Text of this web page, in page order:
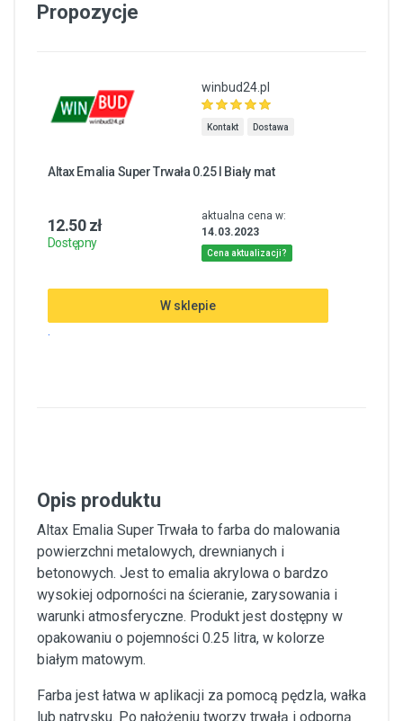
Propozycje
winbud24.pl
Kontakt Dostawa
Altax Emalia Super Trwała 0.25 l Biały mat
12.50 zł
Dostępny
aktualna cena w:
14.03.2023
Cena aktualizacji?
W sklepie
.
Opis produktu
Altax Emalia Super Trwała to farba do malowania
powierzchni metalowych, drewnianych i
betonowych. Jest to emalia akrylowa o bardzo
wysokiej odporności na ścieranie, zarysowania i
warunki atmosferyczne. Produkt jest dostępny w
opakowaniu o pojemności 0.25 litra, w kolorze
białym matowym.
Farba jest łatwa w aplikacji za pomocą pędzla, wałka
lub natrysku. Po nałożeniu tworzy trwałą i odporną